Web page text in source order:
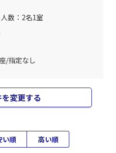
数：2名1室
/指定なし
変更する
い順 高い順